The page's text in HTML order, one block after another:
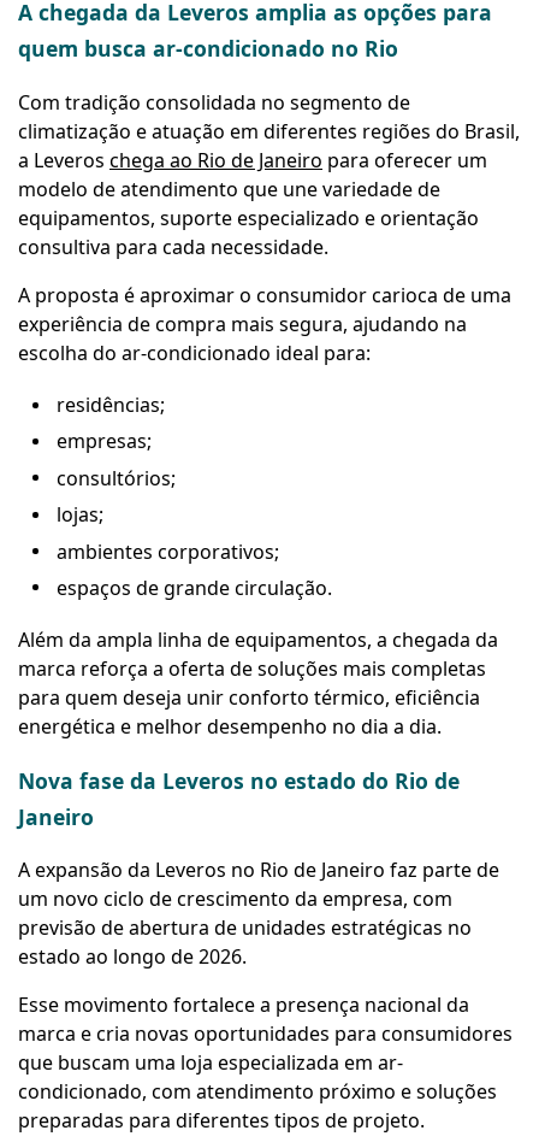
A chegada da Leveros amplia as opções para
quem busca ar-condicionado no Rio
Com tradição consolidada no segmento de
climatização e atuação em diferentes regiões do Brasil,
a Leveros chega ao Rio de Janeiro para oferecer um
modelo de atendimento que une variedade de
equipamentos, suporte especializado e orientação
consultiva para cada necessidade.
A proposta é aproximar o consumidor carioca de uma
experiência de compra mais segura, ajudando na
escolha do ar-condicionado ideal para:
residências;
empresas;
consultórios;
lojas;
ambientes corporativos;
espaços de grande circulação.
Além da ampla linha de equipamentos, a chegada da
marca reforça a oferta de soluções mais completas
para quem deseja unir conforto térmico, eficiência
energética e melhor desempenho no dia a dia.
Nova fase da Leveros no estado do Rio de
Janeiro
A expansão da Leveros no Rio de Janeiro faz parte de
um novo ciclo de crescimento da empresa, com
previsão de abertura de unidades estratégicas no
estado ao longo de 2026.
Esse movimento fortalece a presença nacional da
marca e cria novas oportunidades para consumidores
que buscam uma loja especializada em ar-
condicionado, com atendimento próximo e soluções
preparadas para diferentes tipos de projeto.